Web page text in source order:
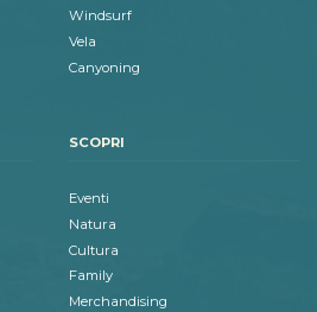
Windsurf
Vela
Canyoning
SCOPRI
Eventi
Natura
Cultura
Family
Merchandising